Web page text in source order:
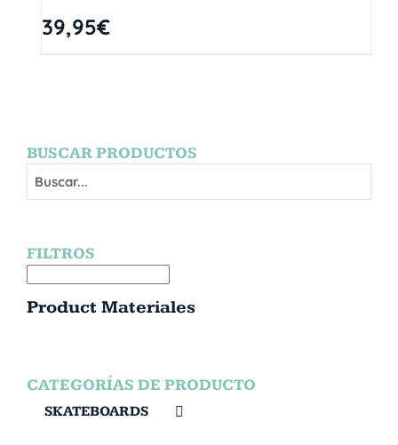
39,95€
BUSCAR PRODUCTOS
FILTROS
Product Materiales
CATEGORÍAS DE PRODUCTO
SKATEBOARDS